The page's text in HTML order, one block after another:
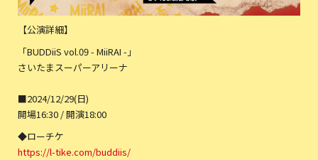
【公演詳細】
「BUDDiiS vol.09 - MiiRAI -」
さいたまスーパーアリーナ
■2024/12/29(日)
開場16:30 / 開演18:00
◆ローチケ
https://l-tike.com/buddiis/